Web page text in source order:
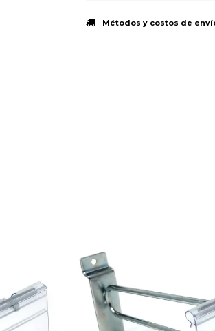
Métodos y costos de